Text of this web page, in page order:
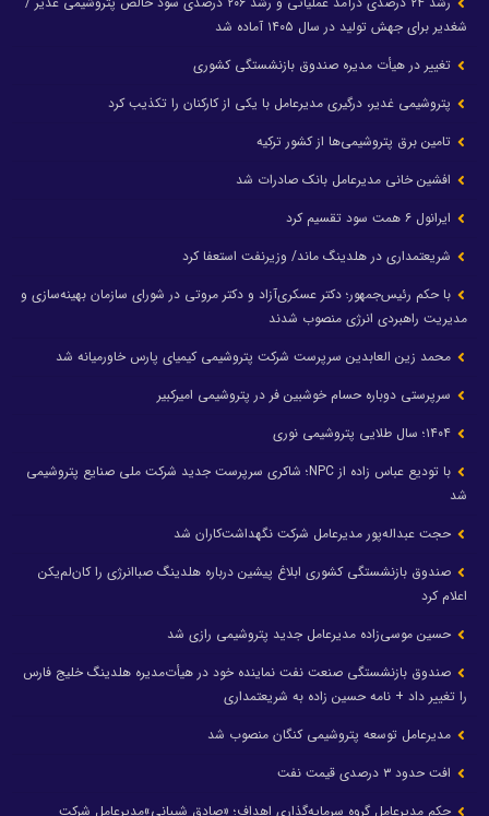
شغدیر برای جهش تولید در سال ۱۴۰۵ آماده شد
تغییر در هیأت مدیره صندوق بازنشستگی کشوری
پتروشیمی غدیر، درگیری مدیرعامل با یکی از کارکنان را تکذیب کرد
تامین برق پتروشیمی‌ها از کشور ترکیه
افشین خانی مدیرعامل بانک صادرات شد
ایرانول ۶ همت سود تقسیم کرد
شریعتمداری در هلدینگ ماند/ وزیرنفت استعفا کرد
با حکم رئیس‌جمهور؛ دکتر عسکری‌آزاد و دکتر مروتی در شورای سازمان بهینه‌سازی و
مدیریت راهبردی انرژی منصوب شدند
محمد زین العابدین سرپرست شرکت پتروشیمی کیمیای پارس خاورمیانه شد
سرپرستی دوباره حسام خوشبین فر در پتروشیمی امیرکبیر
با تودیع عباس زاده از NPC؛ شاکری سرپرست جدید شرکت ملی صنایع پتروشیمی
شد
حجت عبداله‌پور مدیرعامل شرکت نگهداشت‌کاران شد
صندوق بازنشستگی کشوری ابلاغ پیشین درباره هلدینگ صباانرژی را کان‌لم‌یکن
اعلام کرد
حسین موسی‌زاده مدیرعامل جدید پتروشیمی رازی شد
صندوق بازنشستگی صنعت نفت نماینده خود در هیأت‌مدیره هلدینگ خلیج فارس
را تغییر داد + نامه حسین زاده به شریعتمداری
مدیرعامل توسعه پتروشیمی کنگان منصوب شد
افت حدود ۳ درصدی قیمت نفت
حکم مدیرعامل گروه سرمایه‌گذاری اهداف؛ «صادق شیبانی»مدیرعامل شرکت